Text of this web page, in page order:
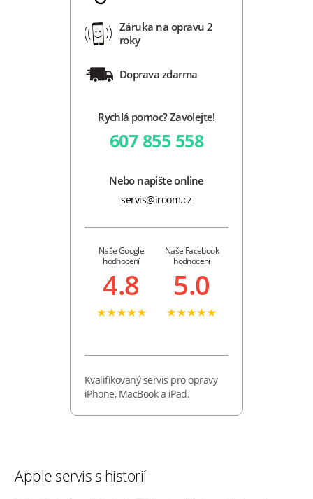
Záruka na opravu 2
roky
Doprava zdarma
Rychlá pomoc? Zavolejte!
607 855 558
Nebo napište online
servis@iroom.cz
Naše Google
hodnocení
4.8
Naše Facebook
hodnocení
5.0
Kvalifikovaný servis pro opravy
iPhone, MacBook a iPad.
Apple servis s historií